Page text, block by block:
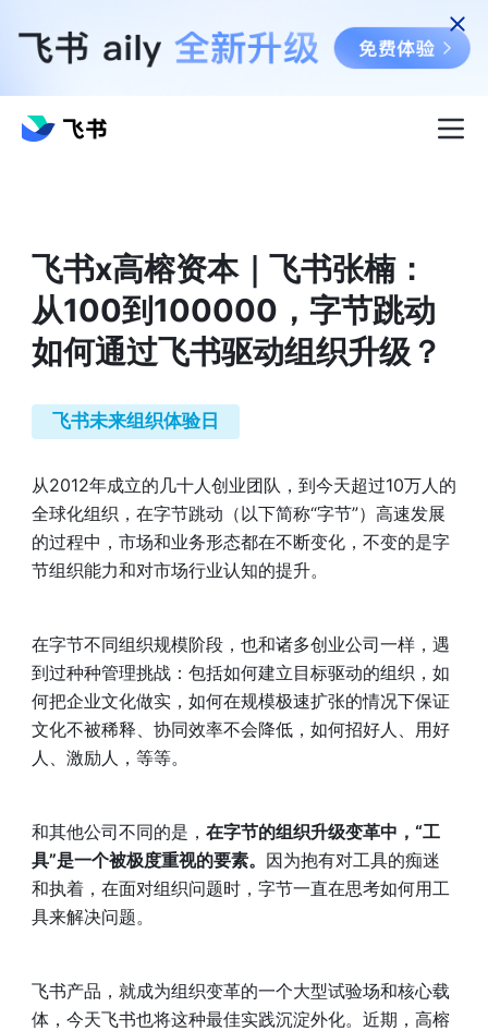
飞书x高榕资本｜飞书张楠：
从100到100000，字节跳动
如何通过飞书驱动组织升级？
飞书未来组织体验日
从2012年成立的几十人创业团队，到今天超过10万人的
全球化组织，在字节跳动（以下简称“字节”）高速发展
的过程中，市场和业务形态都在不断变化，不变的是字
节组织能力和对市场行业认知的提升。
在字节不同组织规模阶段，也和诸多创业公司一样，遇
到过种种管理挑战：包括如何建立目标驱动的组织，如
何把企业文化做实，如何在规模极速扩张的情况下保证
文化不被稀释、协同效率不会降低，如何招好人、用好
人、激励人，等等。
和其他公司不同的是， 在字节的组织升级变革中，“工
具”是一个被极度重视的要素。 因为抱有对工具的痴迷
和执着，在面对组织问题时，字节一直在思考如何用工
具来解决问题。
飞书产品，就成为组织变革的一个大型试验场和核心载
体，今天飞书也将这种最佳实践沉淀外化。近期，高榕